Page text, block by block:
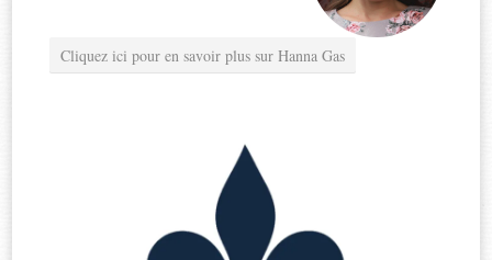
Cliquez ici pour en savoir plus sur Hanna Gas